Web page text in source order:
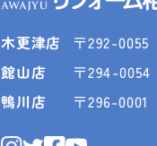
木更津店 〒292-0055
館山店 〒294-0054
鴨川店 〒296-0001